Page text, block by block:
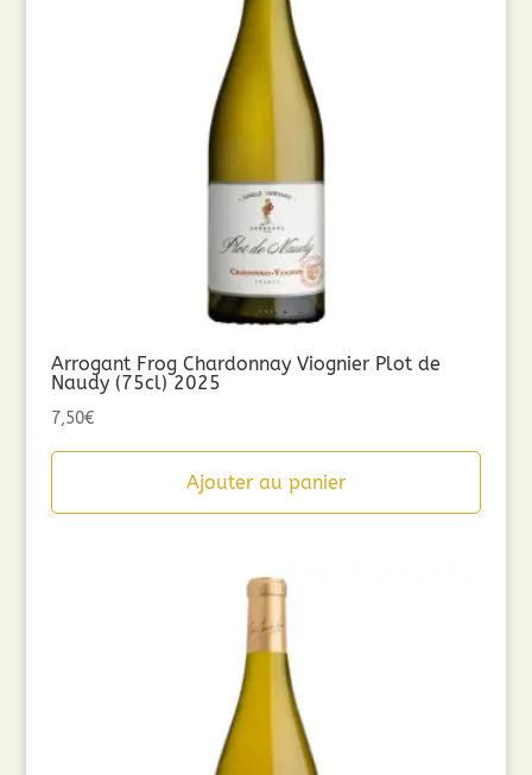
Arrogant Frog Chardonnay Viognier Plot de
Naudy (75cl) 2025
7,50€
Ajouter au panier